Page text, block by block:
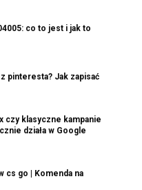
co to jest i jak to
pinteresta? Jak zapisać
czy klasyczne kampanie
działa w Google
cs go | Komenda na